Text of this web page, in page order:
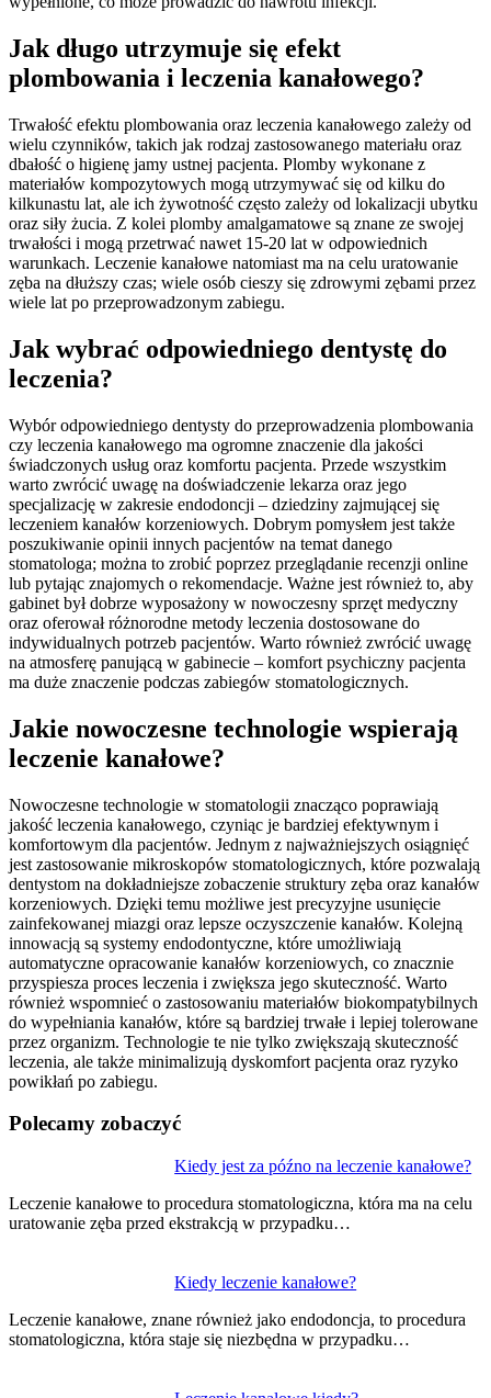
Jak długo utrzymuje się efekt
plombowania i leczenia kanałowego?
Trwałość efektu plombowania oraz leczenia kanałowego zależy od
wielu czynników, takich jak rodzaj zastosowanego materiału oraz
dbałość o higienę jamy ustnej pacjenta. Plomby wykonane z
materiałów kompozytowych mogą utrzymywać się od kilku do
kilkunastu lat, ale ich żywotność często zależy od lokalizacji ubytku
oraz siły żucia. Z kolei plomby amalgamatowe są znane ze swojej
trwałości i mogą przetrwać nawet 15-20 lat w odpowiednich
warunkach. Leczenie kanałowe natomiast ma na celu uratowanie
zęba na dłuższy czas; wiele osób cieszy się zdrowymi zębami przez
wiele lat po przeprowadzonym zabiegu.
Jak wybrać odpowiedniego dentystę do
leczenia?
Wybór odpowiedniego dentysty do przeprowadzenia plombowania
czy leczenia kanałowego ma ogromne znaczenie dla jakości
świadczonych usług oraz komfortu pacjenta. Przede wszystkim
warto zwrócić uwagę na doświadczenie lekarza oraz jego
specjalizację w zakresie endodoncji – dziedziny zajmującej się
leczeniem kanałów korzeniowych. Dobrym pomysłem jest także
poszukiwanie opinii innych pacjentów na temat danego
stomatologa; można to zrobić poprzez przeglądanie recenzji online
lub pytając znajomych o rekomendacje. Ważne jest również to, aby
gabinet był dobrze wyposażony w nowoczesny sprzęt medyczny
oraz oferował różnorodne metody leczenia dostosowane do
indywidualnych potrzeb pacjentów. Warto również zwrócić uwagę
na atmosferę panującą w gabinecie – komfort psychiczny pacjenta
ma duże znaczenie podczas zabiegów stomatologicznych.
Jakie nowoczesne technologie wspierają
leczenie kanałowe?
Nowoczesne technologie w stomatologii znacząco poprawiają
jakość leczenia kanałowego, czyniąc je bardziej efektywnym i
komfortowym dla pacjentów. Jednym z najważniejszych osiągnięć
jest zastosowanie mikroskopów stomatologicznych, które pozwalają
dentystom na dokładniejsze zobaczenie struktury zęba oraz kanałów
korzeniowych. Dzięki temu możliwe jest precyzyjne usunięcie
zainfekowanej miazgi oraz lepsze oczyszczenie kanałów. Kolejną
innowacją są systemy endodontyczne, które umożliwiają
automatyczne opracowanie kanałów korzeniowych, co znacznie
przyspiesza proces leczenia i zwiększa jego skuteczność. Warto
również wspomnieć o zastosowaniu materiałów biokompatybilnych
do wypełniania kanałów, które są bardziej trwałe i lepiej tolerowane
przez organizm. Technologie te nie tylko zwiększają skuteczność
leczenia, ale także minimalizują dyskomfort pacjenta oraz ryzyko
powikłań po zabiegu.
Polecamy zobaczyć
Kiedy jest za późno na leczenie kanałowe?
Leczenie kanałowe to procedura stomatologiczna, która ma na celu
uratowanie zęba przed ekstrakcją w przypadku…
Kiedy leczenie kanałowe?
Leczenie kanałowe, znane również jako endodoncja, to procedura
stomatologiczna, która staje się niezbędna w przypadku…
wpisu